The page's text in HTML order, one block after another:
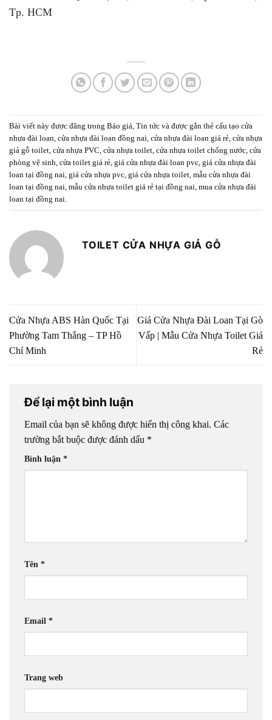
Tp. HCM
Bài viết này được đăng trong Báo giá Tin tức và được gắn thẻ cấu tạo cửa
nhựa đài loan cửa nhựa đài loan đồng nai cửa nhựa đài loan giá rẻ cửa nhựa
giả gỗ toilet cửa nhựa PVC cửa nhựa toilet cửa nhựa toilet chống nước cửa
phòng vệ sinh cửa toilet giá rẻ giá cửa nhựa đài loan pvc giá cửa nhựa đài
loan tại đồng nai giá cửa nhựa pvc giá cửa nhựa toilet mẫu cửa nhựa đài
loan tại đồng nai mẫu cửa nhựa toilet giá rẻ tại đồng nai mua cửa nhựa đài
loan tại đồng nai
TOILET CỬA NHỰA GIẢ GỖ
Cửa Nhựa ABS Hàn Quốc Tại
Phường Tam Thắng – TP Hồ
Chí Minh
Giá Cửa Nhựa Đài Loan Tại Gò
Vấp | Mẫu Cửa Nhựa Toilet Giá
Rẻ
Để lại một bình luận
Email của bạn sẽ không được hiển thị công khai. Các
trường bắt buộc được đánh dấu *
Bình luận *
Tên *
Email *
Trang web